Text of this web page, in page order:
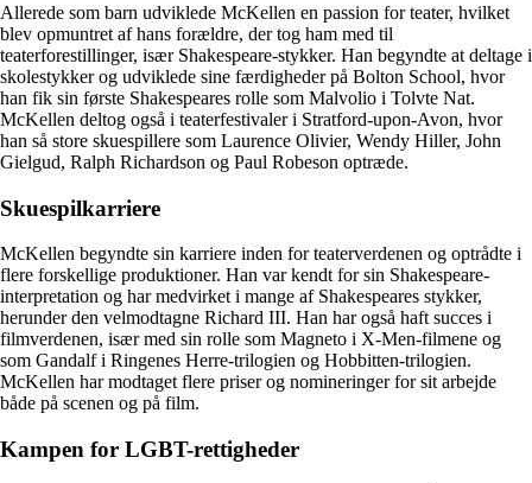
Allerede som barn udviklede McKellen en passion for teater, hvilket
blev opmuntret af hans forældre, der tog ham med til
teaterforestillinger, især Shakespeare-stykker. Han begyndte at deltage i
skolestykker og udviklede sine færdigheder på Bolton School, hvor
han fik sin første Shakespeares rolle som Malvolio i Tolvte Nat.
McKellen deltog også i teaterfestivaler i Stratford-upon-Avon, hvor
han så store skuespillere som Laurence Olivier, Wendy Hiller, John
Gielgud, Ralph Richardson og Paul Robeson optræde.
Skuespilkarriere
McKellen begyndte sin karriere inden for teaterverdenen og optrådte i
flere forskellige produktioner. Han var kendt for sin Shakespeare-
interpretation og har medvirket i mange af Shakespeares stykker,
herunder den velmodtagne Richard III. Han har også haft succes i
filmverdenen, især med sin rolle som Magneto i X-Men-filmene og
som Gandalf i Ringenes Herre-trilogien og Hobbitten-trilogien.
McKellen har modtaget flere priser og nomineringer for sit arbejde
både på scenen og på film.
Kampen for LGBT-rettigheder